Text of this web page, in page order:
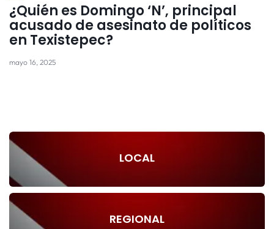
¿Quién es Domingo ‘N’, principal
acusado de asesinato de políticos
en Texistepec?
mayo 16, 2025
LOCAL
REGIONAL